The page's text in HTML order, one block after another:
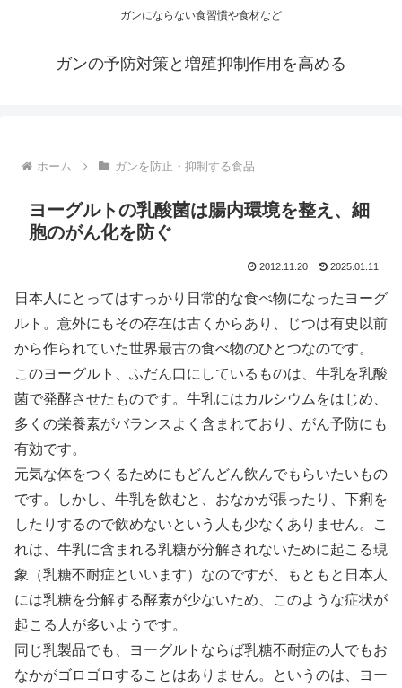
ガンにならない食習慣や食材など
ガンの予防対策と増殖抑制作用を高める
ホーム ガンを防止・抑制する食品
ヨーグルトの乳酸菌は腸内環境を整え、細
胞のがん化を防ぐ
2012.11.20 2025.01.11
日本人にとってはすっかり日常的な食べ物になったヨーグ
ルト。意外にもその存在は古くからあり、じつは有史以前
から作られていた世界最古の食べ物のひとつなのです。
このヨーグルト、ふだん口にしているものは、牛乳を乳酸
菌で発酵させたものです。牛乳にはカルシウムをはじめ、
多くの栄養素がバランスよく含まれており、がん予防にも
有効です。
元気な体をつくるためにもどんどん飲んでもらいたいもの
です。しかし、牛乳を飲むと、おなかが張ったり、下痢を
したりするので飲めないという人も少なくありません。こ
れは、牛乳に含まれる乳糖が分解されないために起こる現
象（乳糖不耐症といいます）なのですが、もともと日本人
には乳糖を分解する酵素が少ないため、このような症状が
起こる人が多いようです。
同じ乳製品でも、ヨーグルトならば乳糖不耐症の人でもお
なかがゴロゴロすることはありません。というのは、ヨー